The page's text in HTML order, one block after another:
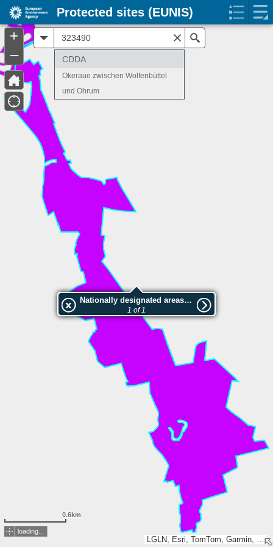
LGLN, Esri, TomTom, Garmin, GeoTechnologies, Inc, METI/NASA, USGS
Nationally designated areas (NatDA) - Large scale viewing:Okeraue zwischen Wolfenbüttel und Ohrum
1 of 1
0.6km
loading...
+
–
CDDA
Okeraue zwischen Wolfenbüttel
und Ohrum
Protected sites (EUNIS)